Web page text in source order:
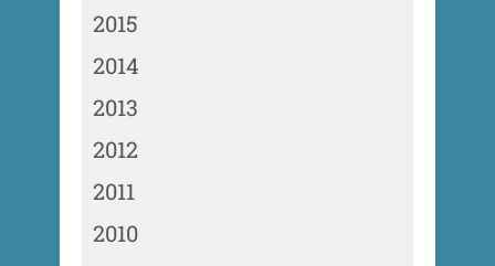
2015
2014
2013
2012
2011
2010